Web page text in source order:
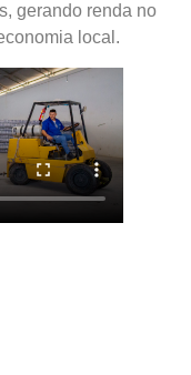
gerando renda no
local.